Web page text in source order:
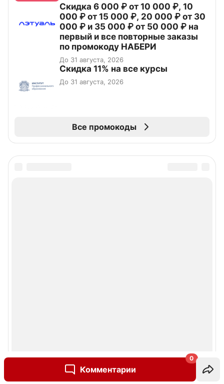
Комментарии
0
Скидка 6 000 ₽ от 10 000 ₽, 10
000 ₽ от 15 000 ₽, 20 000 ₽ от 30
000 ₽ и 35 000 ₽ от 50 000 ₽ на
первый и все повторные заказы
по промокоду НАБЕРИ
До 31 августа, 2026
Скидка 11% на все курсы
До 31 августа, 2026
Все промокоды